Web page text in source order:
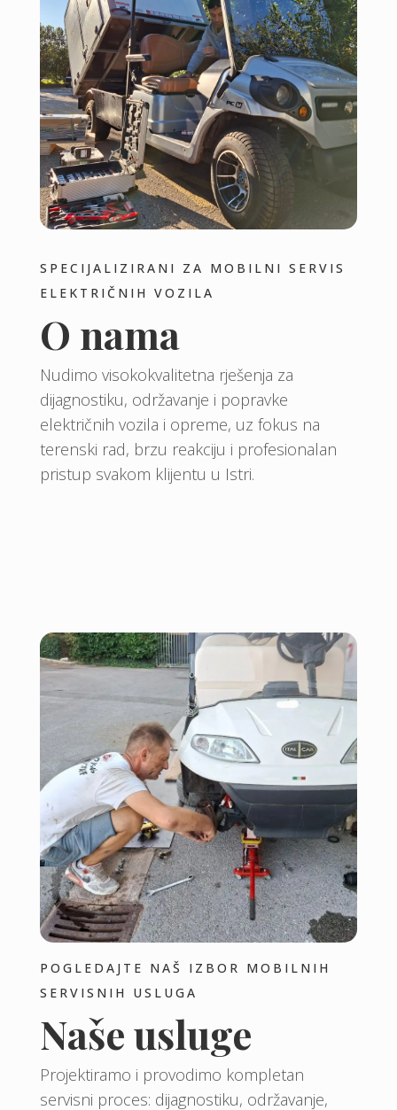
SPECIJALIZIRANI ZA MOBILNI SERVIS
ELEKTRIČNIH VOZILA
O nama
Nudimo visokokvalitetna rješenja za
dijagnostiku, održavanje i popravke
električnih vozila i opreme, uz fokus na
terenski rad, brzu reakciju i profesionalan
pristup svakom klijentu u Istri.
POGLEDAJTE NAŠ IZBOR MOBILNIH
SERVISNIH USLUGA
Naše usluge
Projektiramo i provodimo kompletan
servisni proces: dijagnostiku, održavanje,